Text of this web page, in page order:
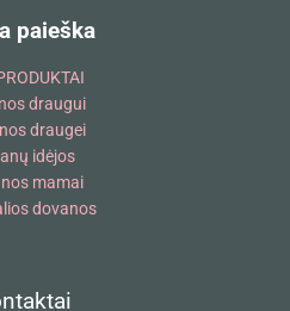
paieška
draugui
draugei
idėjos
mamai
dovanos